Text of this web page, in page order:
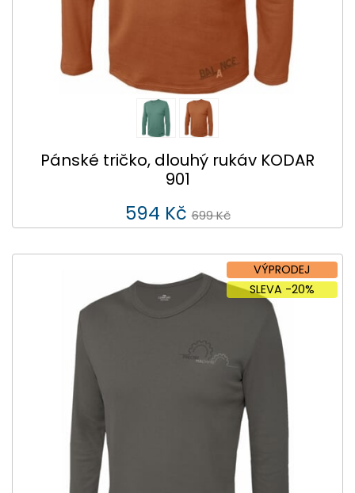
Pánské tričko, dlouhý rukáv KODAR
901
594 Kč 699 Kč
VÝPRODEJ
SLEVA -20%